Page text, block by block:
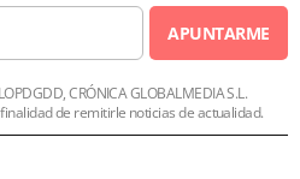
APUNTARME
CRÓNICA GLOBALMEDIA S.L.
de remitirle noticias de actualidad.